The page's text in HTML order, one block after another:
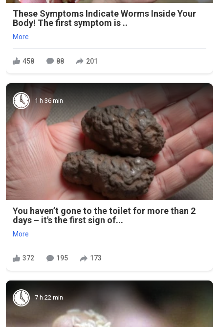
These Symptoms Indicate Worms Inside Your
Body! The first symptom is ..
More
458 88 201
1 h 36 min
You haven’t gone to the toilet for more than 2
days – it's the first sign of...
More
372 195 173
7 h 22 min